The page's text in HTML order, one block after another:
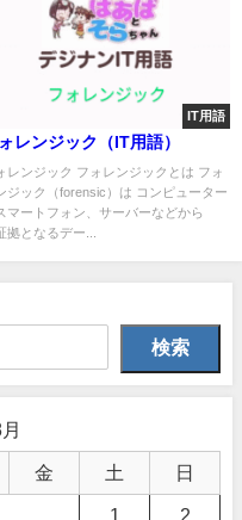
IT用語
レンジック（IT用語）
レンジック フォレンジックとは フォ
ジック（forensic）は コンピューター
マートフォン、サーバーなどから
拠となるデー...
検索
金 土 日
1 2